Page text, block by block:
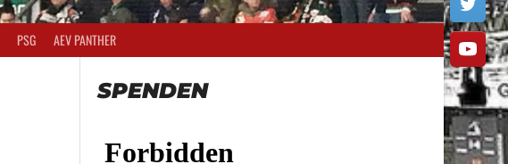
PSG AEV PANTHER
SPENDEN